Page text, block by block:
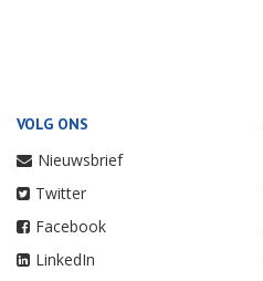
VOLG ONS
Nieuwsbrief
Twitter
Facebook
LinkedIn